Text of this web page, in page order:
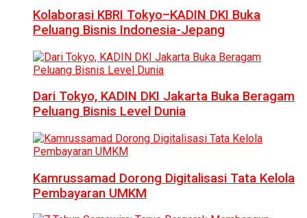
Kolaborasi KBRI Tokyo–KADIN DKI Buka
Peluang Bisnis Indonesia-Jepang
Dari Tokyo, KADIN DKI Jakarta Buka Beragam
Peluang Bisnis Level Dunia
Kamrussamad Dorong Digitalisasi Tata Kelola
Pembayaran UMKM